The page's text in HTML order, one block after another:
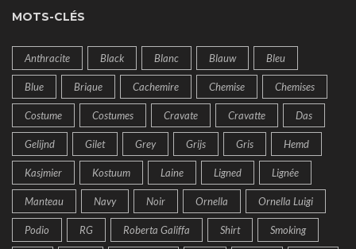
MOTS-CLÉS
Anthracite Black Blanc Blauw Bleu
Blue Brique Cachemire Chemise Chemises
Costume Costumes Cravate Cravatte Das
Gelijnd Gilet Grey Grijs Gris Hemd
Kasjmier Kostuum Laine Ligned Lignée
Manteau Navy Noir Ornella Ornella Luigi
Podio RG Roberta Galiffa Shirt Smoking